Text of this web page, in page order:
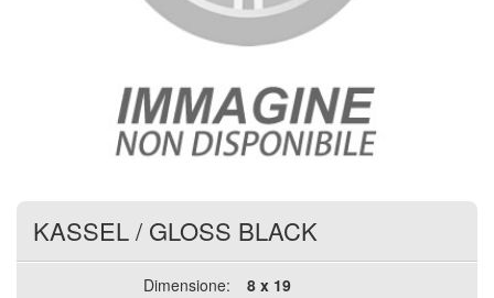
KASSEL/ GLOSS BLACK
Dimensione:
8 x 19